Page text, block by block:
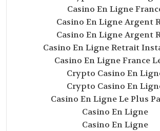
Casino En Ligne
Casino En Ligne Argent
Casino En Ligne Argent
Casino En Ligne Retrait
Casino En Ligne France
Crypto Casino En
Crypto Casino En
Casino En Ligne Le Plus
Casino En Ligne
Casino En Ligne